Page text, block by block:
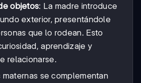
objetos: La madre introduce
exterior, presentándole
que lo rodean. Esto
aprendizaje y
relacionarse.
maternas se complementan